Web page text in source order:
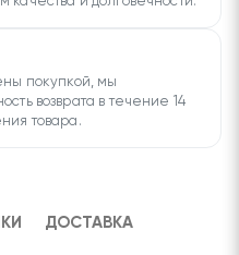
покупкой, мы
возврата в течение 14
товара.
ДОСТАВКА